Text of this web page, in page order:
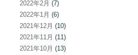
2022年2月 (7)
2022年1月 (6)
2021年12月 (10)
2021年11月 (11)
2021年10月 (13)